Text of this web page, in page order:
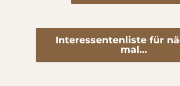
Interessentenliste für
mal…